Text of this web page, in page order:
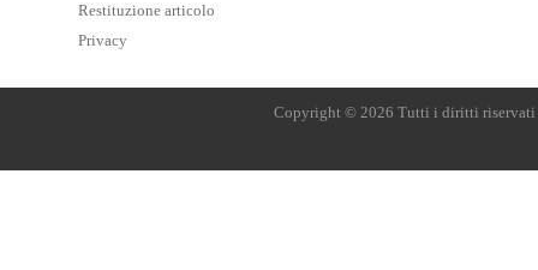
Restituzione articolo
Privacy
Copyright © 2026 Tutti i diritti riservati -